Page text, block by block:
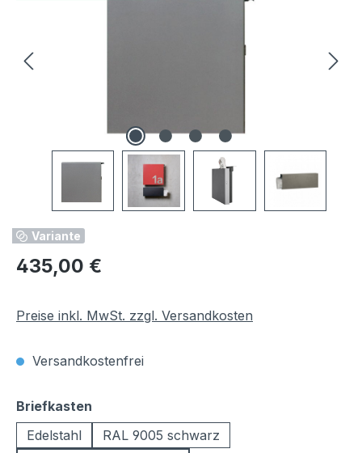
Variante
Regulärer Preis:
435,00 €
Preise inkl. MwSt. zzgl. Versandkosten
Versandkostenfrei
Briefkasten
Edelstahl
RAL 9005 schwarz